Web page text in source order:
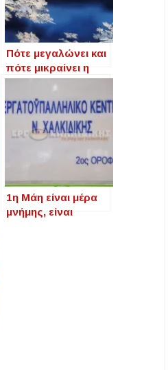
Πότε μεγαλώνει και
πότε μικραίνει η
μέρα το 2025;
1η Μάη είναι μέρα
μνήμης, είναι